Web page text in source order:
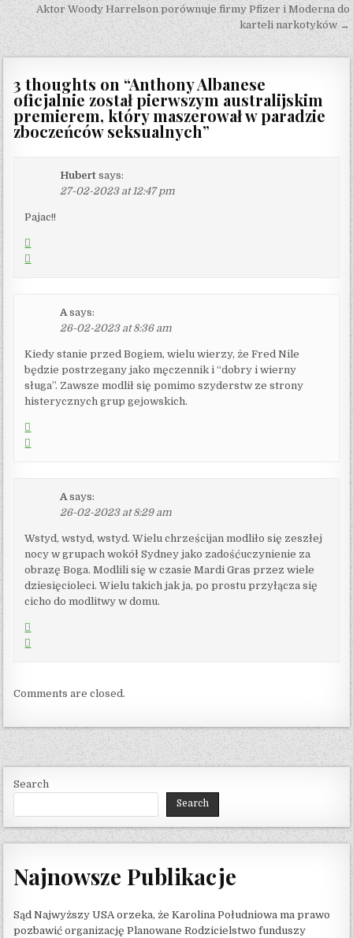
Aktor Woody Harrelson porównuje firmy Pfizer i Moderna do
karteli narkotyków →
3 thoughts on “Anthony Albanese
oficjalnie został pierwszym australijskim
premierem, który maszerował w paradzie
zboczeńców seksualnych”
Hubert says:
27-02-2023 at 12:47 pm
Pajac!!
A says:
26-02-2023 at 8:36 am
Kiedy stanie przed Bogiem, wielu wierzy, że Fred Nile
będzie postrzegany jako męczennik i “dobry i wierny
sługa”. Zawsze modlił się pomimo szyderstw ze strony
histerycznych grup gejowskich.
A says:
26-02-2023 at 8:29 am
Wstyd, wstyd, wstyd. Wielu chrześcijan modliło się zeszłej
nocy w grupach wokół Sydney jako zadośćuczynienie za
obrazę Boga. Modlili się w czasie Mardi Gras przez wiele
dziesięcioleci. Wielu takich jak ja, po prostu przyłącza się
cicho do modlitwy w domu.
Comments are closed.
Search
Search
Najnowsze Publikacje
Sąd Najwyższy USA orzeka, że ​​Karolina Południowa ma prawo
pozbawić organizację Planowane Rodzicielstwo funduszy